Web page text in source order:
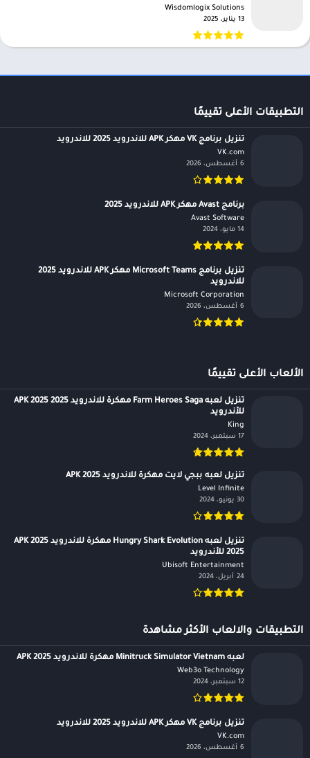
Wisdomlogix Solutions‏
13 يناير، 2025
التطبيقات الأعلى تقييمًا
تنزيل برنامج VK مهكر APK للاندرويد 2025 للاندرويد
VK.com‏
6 أغسطس، 2026
برنامج Avast مهكر APK للاندرويد 2025
Avast Software‏
14 مايو، 2024
تنزيل برنامج Microsoft Teams مهكر APK للاندرويد 2025
للاندرويد
Microsoft Corporation‏
6 أغسطس، 2026
الألعاب الأعلى تقييمًا
تنزيل لعبه Farm Heroes Saga مهكرة للاندرويد APK 2025 2025
للأندرويد
King‏
17 سبتمبر، 2024
تنزيل لعبه ببجي لايت مهكرة للاندرويد APK 2025
Level Infinite‏
30 يونيو، 2024
تنزيل لعبه Hungry Shark Evolution مهكرة للاندرويد APK 2025
2025 للأندرويد
Ubisoft Entertainment‏
24 أبريل، 2024
التطبيقات والالعاب الأكثر مشاهدة
لعبه Minitruck Simulator Vietnam مهكرة للاندرويد APK 2025
Web3o Technology‏
12 سبتمبر، 2024
تنزيل برنامج VK مهكر APK للاندرويد 2025 للاندرويد
VK.com‏
6 أغسطس، 2026